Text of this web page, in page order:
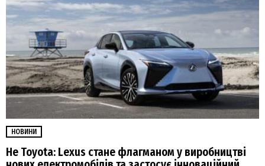
НОВИНИ
Не Toyota: Lexus стане флагманом у виробництві